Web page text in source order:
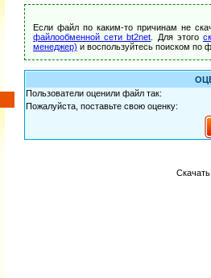
Если файл по каким-то причинам не
файлообменной сети bt2net . Для этого
менеджер) и воспользуйтесь поиском по
Пользователи оценили файл так:
Пожалуйста, поставьте свою оценку: